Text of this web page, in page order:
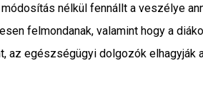
nélkül fennállt a veszélye
felmondanak, valamint hogy a
egészségügyi dolgozók elhagyják